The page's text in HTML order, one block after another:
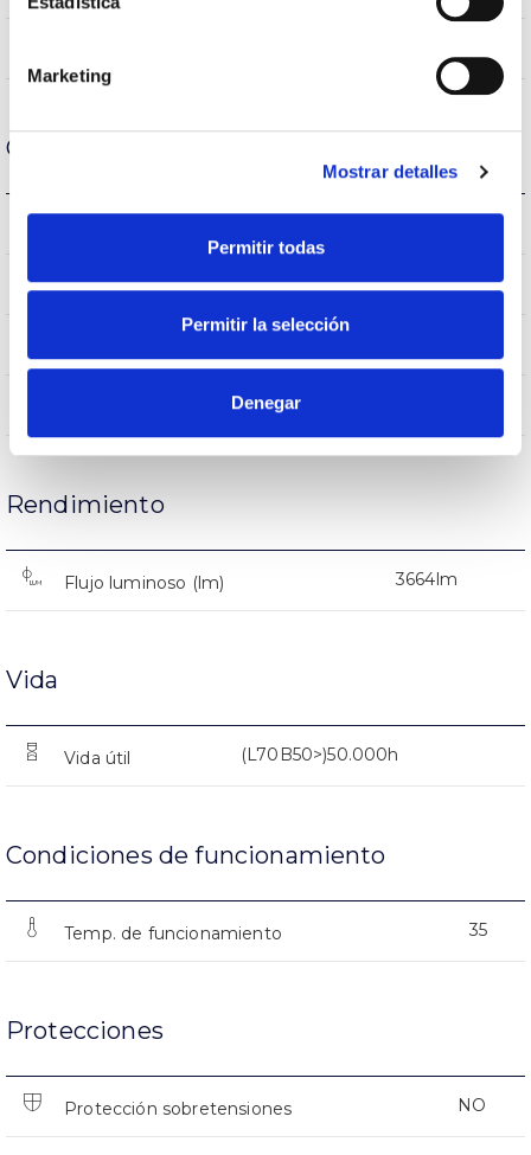
Marketing
Mostrar detalles
Permitir todas
Permitir la selección
Denegar
Carcasa y Acabado
Intensidad (A) IP40
Rendimiento
Flujo luminoso (lm) 3664lm
Vida
Vida útil (L70B50>)50.000h
Condiciones de funcionamiento
Temp. de funcionamiento 35
Protecciones
Protección sobretensiones NO